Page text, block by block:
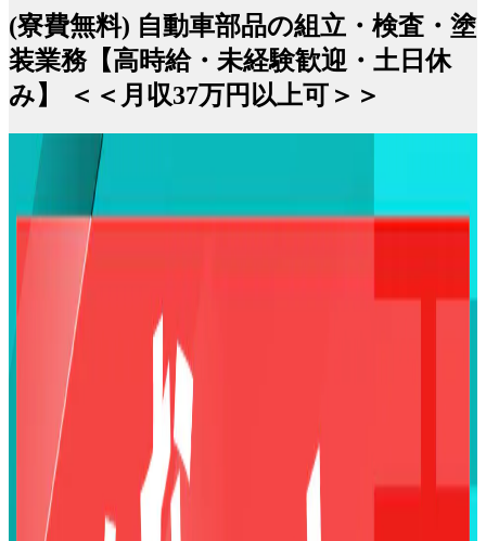
(寮費無料) 自動車部品の組立・検査・塗
装業務【高時給・未経験歓迎・土日休
み】 ＜＜月収37万円以上可＞＞